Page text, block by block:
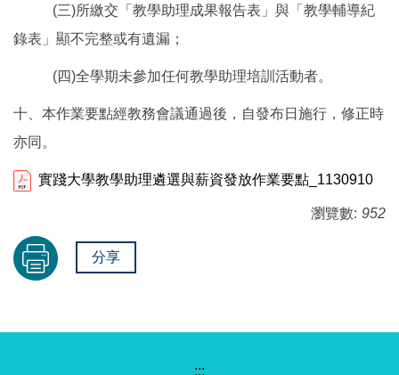
(三)所繳交「教學助理成果報告表」與「教學輔導紀
錄表」顯不完整或有遺漏；
(四)全學期未參加任何教學助理培訓活動者。
十、本作業要點經教務會議通過後，自發布日施行，修正時
亦同。
實踐大學教學助理遴選與薪資發放作業要點_1130910
瀏覽數: 952
分享
:::